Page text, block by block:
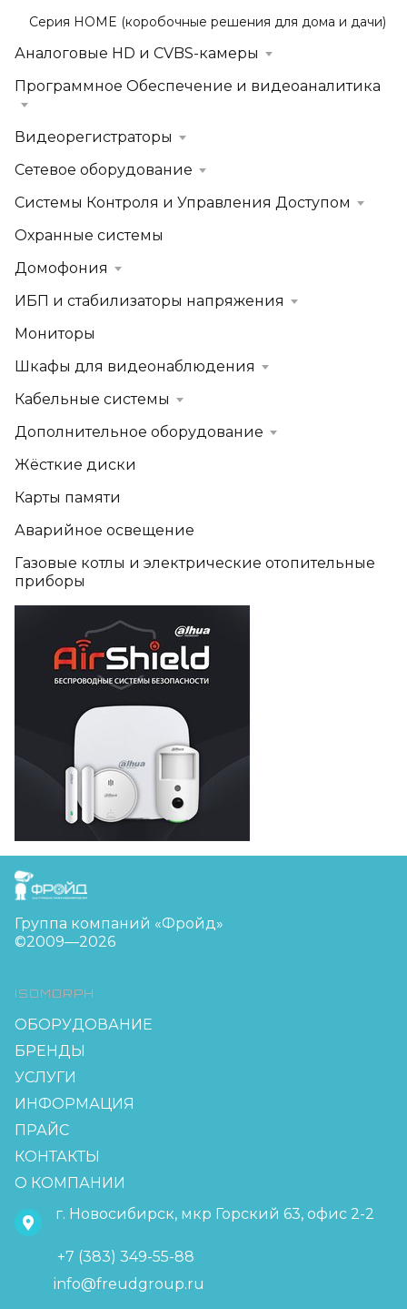
Серия HOME (коробочные решения для дома и дачи)
Аналоговые HD и CVBS-камеры
Программное Обеспечение и видеоаналитика
Видеорегистраторы
Сетевое оборудование
Системы Контроля и Управления Доступом
Охранные системы
Домофония
ИБП и стабилизаторы напряжения
Мониторы
Шкафы для видеонаблюдения
Кабельные системы
Дополнительное оборудование
Жёсткие диски
Карты памяти
Аварийное освещение
Газовые котлы и электрические отопительные
приборы
FreudGroup
Группа компаний «Фройд»
©2009—2026
ISOMORPH
ОБОРУДОВАНИЕ
БРЕНДЫ
УСЛУГИ
ИНФОРМАЦИЯ
ПРАЙС
КОНТАКТЫ
О КОМПАНИИ
г. Новосибирск, мкр Горский 63, офис 2-2
+7 (383) 349-55-88
info@freudgroup.ru